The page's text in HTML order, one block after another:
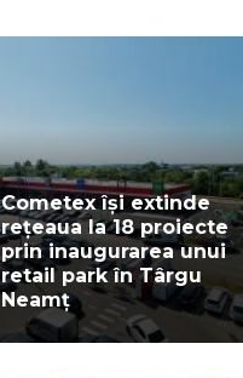
Cometex își extinde
rețeaua la 18 proiecte
prin inaugurarea unui
retail park în Târgu
Neamț